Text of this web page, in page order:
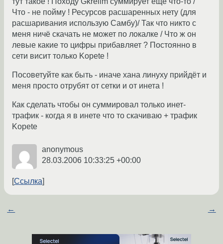
Что - не пойму ! Ресурсов расшаренных нету (для
расшаривания использую Самбу)/ Так что никто с
меня ничё скачать не может по локалке / Что ж он
левые какие то цифры прибавляет ? Постоянно в
сети висит только Kopete !
Посоветуйте как быть - иначе хана линуху прийдёт и
меня просто отрубят от сетки и от инета !
Как сделать чтобы он суммировал только инет-
трафик - когда я в инете что то скачиваю + трафик
Kopete
anonymous
28.03.2006 10:33:25 +00:00
Ссылка
← →